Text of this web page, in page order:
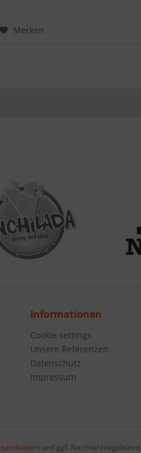
Merken
Informationen
Cookie settings
Unsere Referenzen
Datenschutz
Impressum
und ggf.